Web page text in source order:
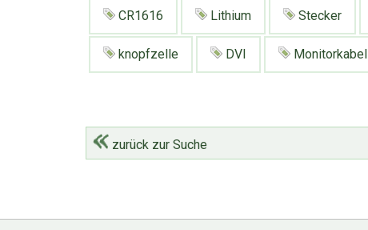
CR1616 Lithium Stecker
knopfzelle DVI Monitorkabel
zurück zur Suche